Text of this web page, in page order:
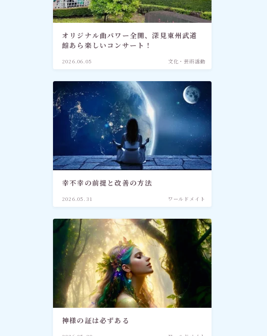
オリジナル曲パワー全開、深見東州武道
館あら楽しいコンサート！
2026.06.05 文化・芸術活動
幸不幸の前提と改善の方法
2026.05.31 ワールドメイト
神様の証は必ずある